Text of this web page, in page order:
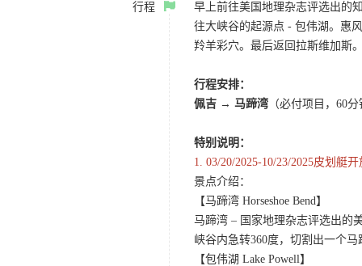
行程
早上前往美国地理杂志评选出的
往大峡谷的起源点 - 包伟湖。惠
羚羊彩穴。最后返回拉斯维加斯
行程安排：
佩吉 → 马蹄湾 （必付项目，60
特别说明：
1. 03/20/2025-10/23/2025皮划艇
景点介绍：
【马蹄湾 Horseshoe Bend】
马蹄湾 – 国家地理杂志评选出的
峡谷内急转360度，切割出一个
【包伟湖 Lake Powell】